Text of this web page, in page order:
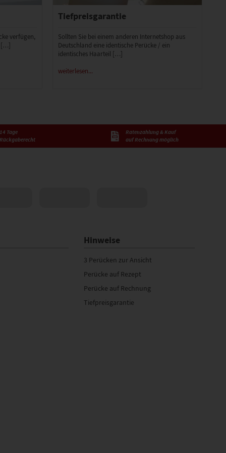
verfügen,
[…]
Tiefpreisgarantie
Sollten Sie bei einem anderen Internetshop aus
Deutschland eine identische Perücke / ein
identisches Haarteil […]
weiterlesen...
Tage
Ratenzahlung & Kauf
auf Rechnung möglich
Hinweise
3 Perücken zur Ansicht
Perücke auf Rezept
Perücke auf Rechnung
Tiefpreisgarantie